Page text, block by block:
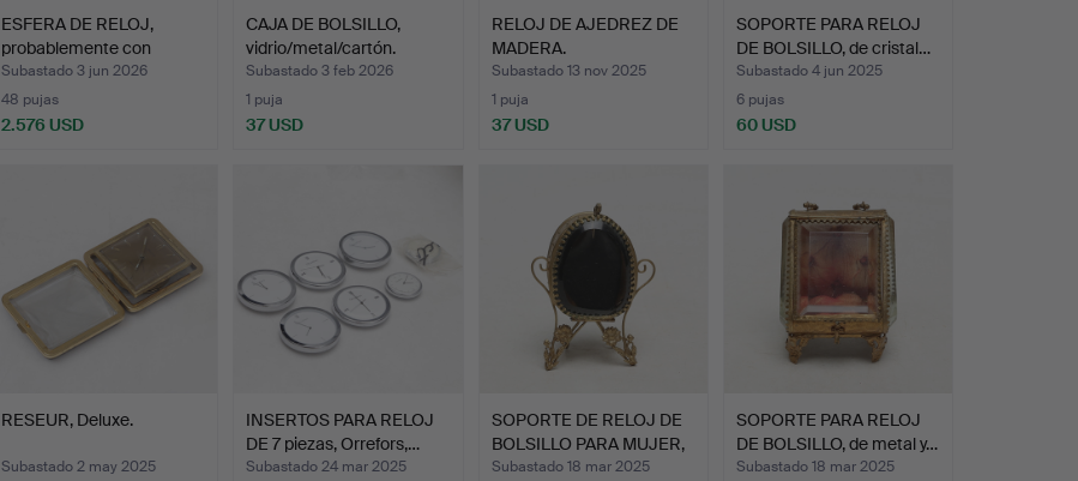
ESFERA DE RELOJ,
probablemente con
graduac…
Subastado 3 jun 2026
48 pujas
2.576 USD
CAJA DE BOLSILLO,
vidrio/metal/cartón.
Subastado 3 feb 2026
1 puja
37 USD
RELOJ DE AJEDREZ DE
MADERA.
Subastado 13 nov 2025
1 puja
37 USD
SOPORTE PARA RELOJ
DE BOLSILLO, de cristal…
Subastado 4 jun 2025
6 pujas
60 USD
RESEUR, Deluxe.
Subastado 2 may 2025
INSERTOS PARA RELOJ
DE 7 piezas, Orrefors,…
Subastado 24 mar 2025
SOPORTE DE RELOJ DE
BOLSILLO PARA MUJER,
d…
Subastado 18 mar 2025
SOPORTE PARA RELOJ
DE BOLSILLO, de metal y…
Subastado 18 mar 2025